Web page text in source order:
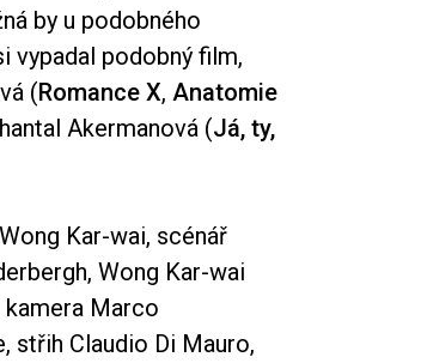
by u podobného
vypadal podobný film,
(Romance X, Anatomie
Akermanová (Já, ty,
Kar-wai, scénář
Wong Kar-wai
kamera Marco
střih Claudio Di Mauro,